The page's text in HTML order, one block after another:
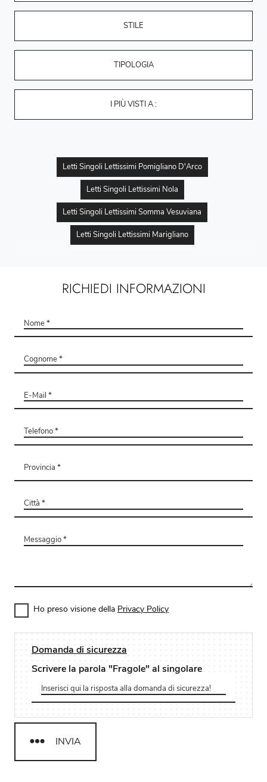
STILE
TIPOLOGIA
I PIÙ VISTI A :
Letti Singoli Lettissimi Pomigliano D'Arco
Letti Singoli Lettissimi Nola
Letti Singoli Lettissimi Somma Vesuviana
Letti Singoli Lettissimi Marigliano
RICHIEDI INFORMAZIONI
Ho preso visione della Privacy Policy
Domanda di sicurezza
Scrivere la parola "Fragole" al singolare
INVIA